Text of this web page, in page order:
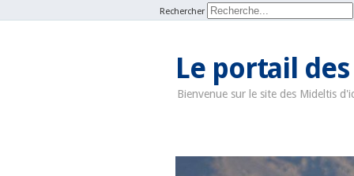
Rechercher
Le portail